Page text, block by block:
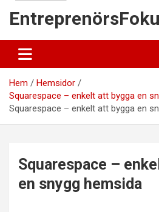
Hem
Hemsidor
Squarespace – enkelt att bygga en
Squarespace – enkelt att bygga en
Squarespace –
en snygg hemsida